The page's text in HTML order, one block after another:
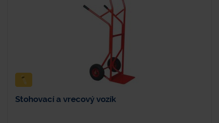
Stohovací a vrecový vozík